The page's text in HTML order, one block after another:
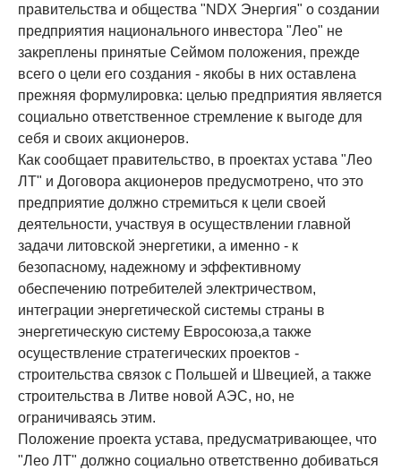
правительства и общества "NDX Энергия" о создании
предприятия национального инвестора "Лео" не
закреплены принятые Сеймом положения, прежде
всего о цели его создания - якобы в них оставлена
прежняя формулировка: целью предприятия является
социально ответственное стремление к выгоде для
себя и своих акционеров.
Как сообщает правительство, в проектах устава "Лео
ЛТ" и Договора акционеров предусмотрено, что это
предприятие должно стремиться к цели своей
деятельности, участвуя в осуществлении главной
задачи литовской энергетики, а именно - к
безопасному, надежному и эффективному
обеспечению потребителей электричеством,
интеграции энергетической системы страны в
энергетическую систему Евросоюза,а также
осуществление стратегических проектов -
строительства связок с Польшей и Швецией, а также
строительства в Литве новой АЭС, но, не
ограничиваясь этим.
Положение проекта устава, предусматривающее, что
"Лео ЛТ" должно социально ответственно добиваться